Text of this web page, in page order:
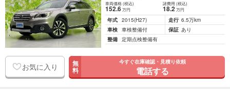
車両価格(税込)
152.6万円
諸費用 (税込)
18.2 万円
年式 2015(H27) 走行 6.5万km
車検 車検整備付 保証 あり
整備 定期点検整備有
お気に入り 無
料
今すぐ在庫確認・見積り依頼
電話する